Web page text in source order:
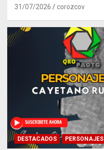
31/07/2026 corozcov
DESTACADOS PERSONAJES